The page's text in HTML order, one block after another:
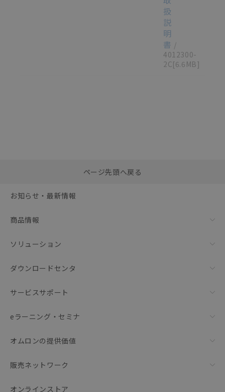
扱
説
明
書 /
4012300-
2C[6.6MB]
括ダウンロード
ページ先頭へ戻る
お知らせ・最新情報
商品情報
ソリューション
ダウンロードセンタ
サービスサポート
eラーニング・セミナ
オムロンの提供価値
販売ネットワーク
オンラインストア